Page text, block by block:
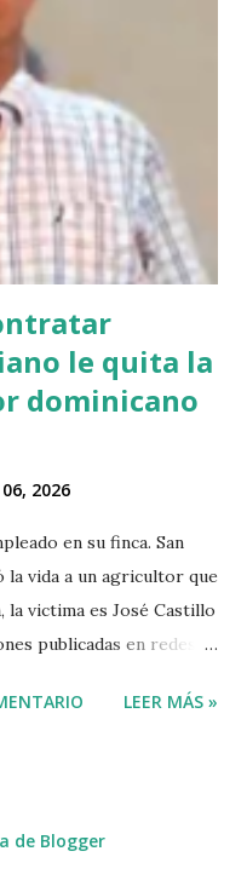
el video del
2
le quita la
dominicano
2026
en su finca. San
vida a un agricultor que
la victima es José Castillo
publicadas en redes
al acecho del
mantuvo esperando el
LEER MÁS »
de Blogger